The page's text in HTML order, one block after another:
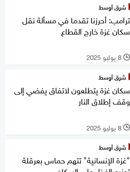
شرق أوسط
ترامب: أحرزنا تقدما في مسألة نقل
سكان غزة خارج القطاع
l 8 يوليو 2025
شرق أوسط
سكان غزة يتطلعون لاتفاق يفضي إلى
وقف إطلاق النار
l 8 يوليو 2025
شرق أوسط
"غزة الإنسانية" تتهم حماس بعرقلة